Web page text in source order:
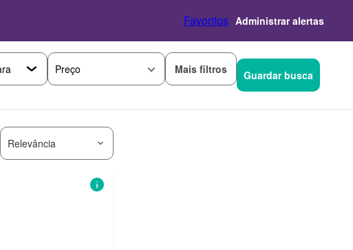
Favoritos Administrar alertas
Preço Mais filtros Guardar busca
Relevância